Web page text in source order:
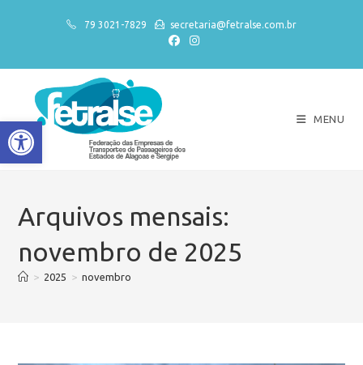
Abrir a barra de ferramentas
79 3021-7829 secretaria@fetralse.com.br
MENU
Arquivos mensais:
novembro de 2025
> 2025 > novembro